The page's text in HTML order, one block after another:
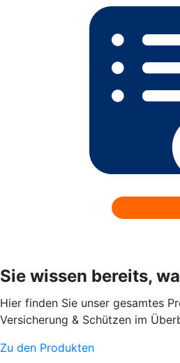
Sie wissen bereits,
Hier finden Sie unser gesamtes
Versicherung & Schützen im
Zu den Produkten